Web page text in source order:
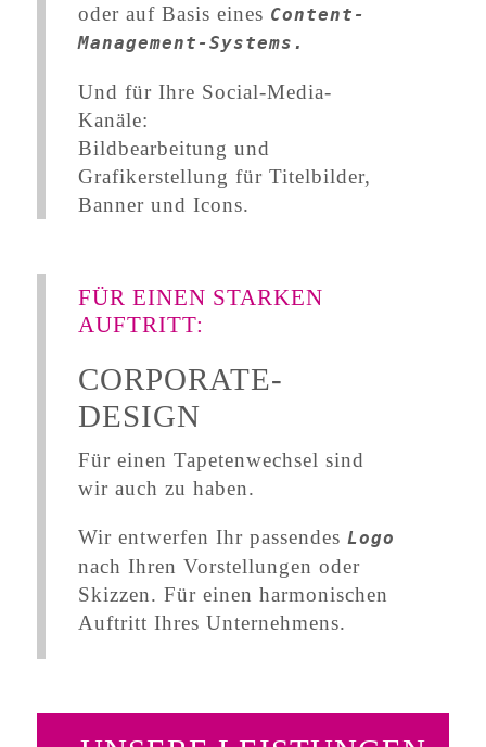
oder auf Basis eines Content-
Management-Systems.
Und für Ihre Social-Media-
Kanäle:
Bildbearbeitung und
Grafikerstellung für Titelbilder,
Banner und Icons.
FÜR EINEN STARKEN
AUFTRITT:
CORPORATE-
DESIGN
Für einen Tapetenwechsel sind
wir auch zu haben.
Wir entwerfen Ihr passendes Logo
nach Ihren Vorstellungen oder
Skizzen. Für einen harmonischen
Auftritt Ihres Unternehmens.